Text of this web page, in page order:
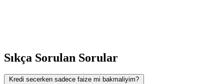
Sıkça Sorulan Sorular
Kredi secerken sadece faize mi bakmaliyim?